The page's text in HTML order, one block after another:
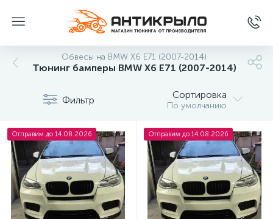
Обвесы на BMW X6 E71 (2007-2014)
Тюнинг бамперы BMW X6 E71 (2007-2014)
Фильтр Сортировка
По умолчанию
Отправим до 14.08.2026 Отправим до 14.08.2026